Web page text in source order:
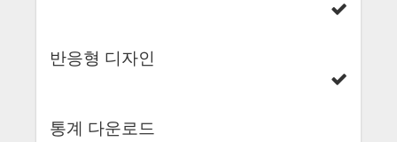
반응형 디자인
통계 다운로드